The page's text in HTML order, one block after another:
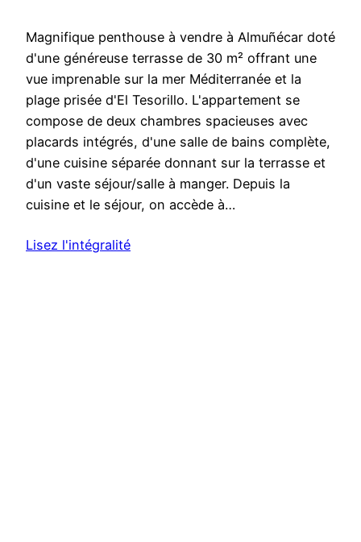
Magnifique penthouse à vendre à Almuñécar doté
d'une généreuse terrasse de 30 m² offrant une
vue imprenable sur la mer Méditerranée et la
plage prisée d'El Tesorillo. L'appartement se
compose de deux chambres spacieuses avec
placards intégrés, d'une salle de bains complète,
d'une cuisine séparée donnant sur la terrasse et
d'un vaste séjour/salle à manger. Depuis la
cuisine et le séjour, on accède à…
Lisez l'intégralité